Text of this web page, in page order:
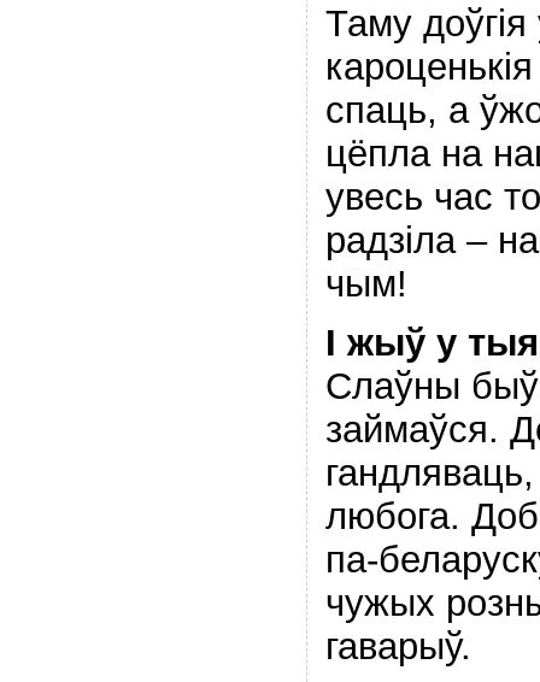
Таму
спаць, а
цёпла на
увесь час
радзіла –
чым!
І жыў у
Слаўны быў
займаўся.
любога.
па-
чужых
гаварыў.